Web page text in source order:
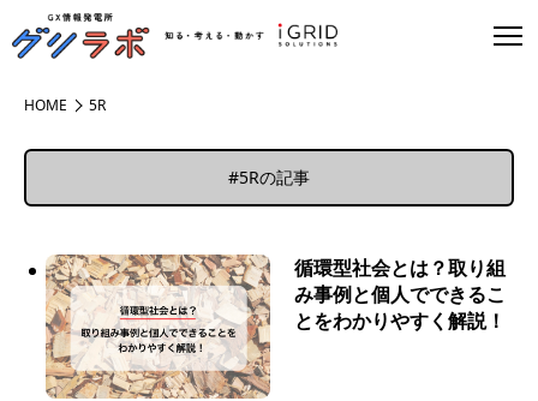
HOME 5R
#5Rの記事
循環型社会とは？取り組
み事例と個人でできるこ
とをわかりやすく解説！